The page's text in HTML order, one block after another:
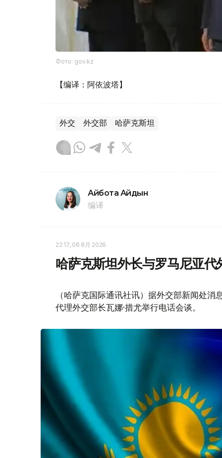
Фото: gov.kz
【编译：阿依波塔】
外交 外交部 哈萨克斯坦
Айбота Айдын
编译
22:17, 06 8月 2026
哈萨克斯坦外长与罗马尼亚
（哈萨克国际通讯社讯）据外交部新闻处
代理外交部长瓦娜·措尤举行电话会谈。